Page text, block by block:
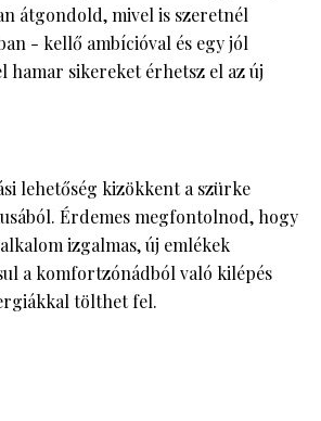
átgondold, mivel is szeretnél
- kellő ambícióval és egy jól
hamar sikereket érhetsz el az új
lehetőség kizökkent a szürke
Érdemes megfontolnod, hogy
izgalmas, új emlékek
a komfortzónádból való kilépés
tölthet fel.